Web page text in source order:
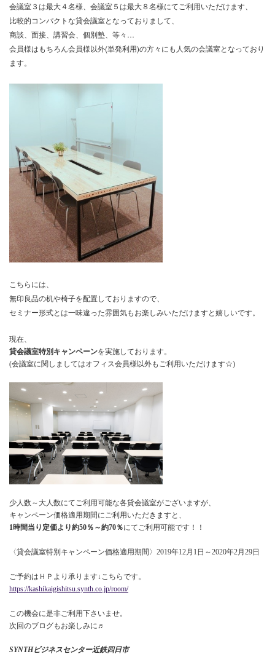
会議室３は最大４名様、会議室５は最大８名様にてご利用いただけます、
比較的コンパクトな貸会議室となっておりまして、
商談、面接、講習会、個別塾、等々…
会員様はもちろん会員様以外(単発利用)の方々にも人気の会議室となっており
ます。
こちらには、
無印良品の机や椅子を配置しておりますので、
セミナー形式とは一味違った雰囲気もお楽しみいただけますと嬉しいです。
現在、
貸会議室特別キャンペーンを実施しております。
(会議室に関しましてはオフィス会員様以外もご利用いただけます☆)
少人数～大人数にてご利用可能な各貸会議室がございますが、
キャンペーン価格適用期間にご利用いただきますと、
1時間当り定価より約50％～約70％にてご利用可能です！！
〈貸会議室特別キャンペーン価格適用期間〉2019年12月1日～2020年2月29日
ご予約はＨＰより承ります↓こちらです。
https://kashikaigishitsu.synth.co.jp/room/
この機会に是非ご利用下さいませ。
次回のブログもお楽しみに♬
SYNTHビジネスセンター近鉄四日市